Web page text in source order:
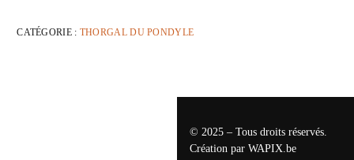
CATÉGORIE : THORGAL DU PONDYLE
© 2025 – Tous droits réservés.
Création par WAPIX.be